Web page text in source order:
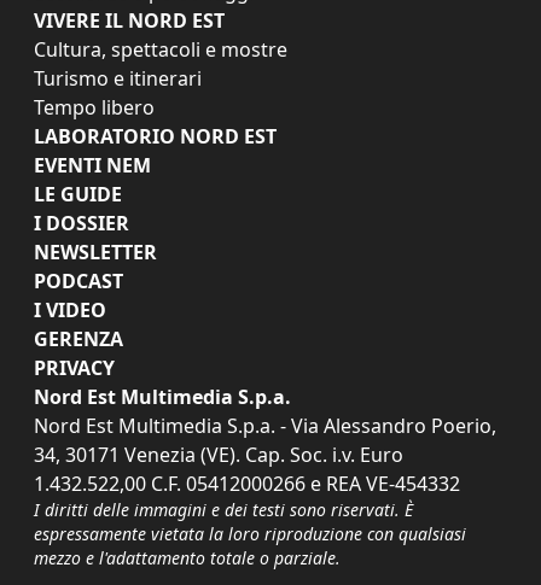
VIVERE IL NORD EST
Cultura, spettacoli e mostre
Turismo e itinerari
Tempo libero
LABORATORIO NORD EST
EVENTI NEM
LE GUIDE
I DOSSIER
NEWSLETTER
PODCAST
I VIDEO
GERENZA
PRIVACY
Nord Est Multimedia S.p.a.
Nord Est Multimedia S.p.a. - Via Alessandro Poerio,
34, 30171 Venezia (VE). Cap. Soc. i.v. Euro
1.432.522,00 C.F. 05412000266 e REA VE-454332
I diritti delle immagini e dei testi sono riservati. È
espressamente vietata la loro riproduzione con qualsiasi
mezzo e l'adattamento totale o parziale.